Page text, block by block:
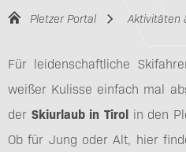
Pletzer Portal Aktivitäten
Für leidenschaftliche
weißer Kulisse einfach mal
der Skiurlaub in Tirolin den
Ob für Jung oder Alt, hier